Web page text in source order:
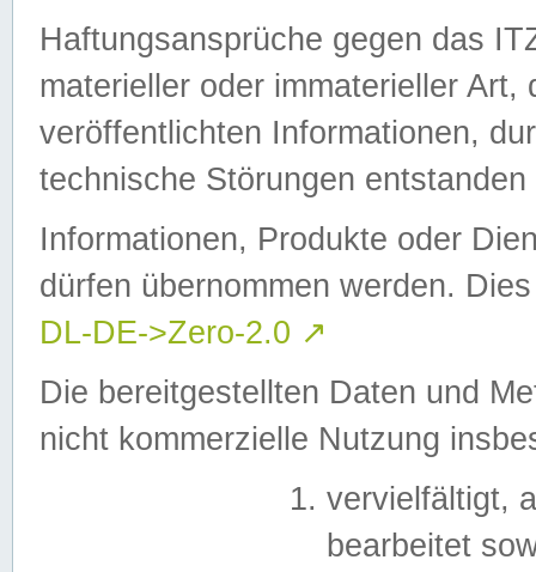
Haftungsansprüche gegen das
materieller oder immaterieller
veröffentlichten Informationen,
technische Störungen
Informationen, Produkte oder
dürfen übernommen werden.
DL-DE->Zero-2.0 ↗
Die bereitgestellten Daten und
nicht kommerzielle Nutzung
vervielfältigt,
bearbeitet